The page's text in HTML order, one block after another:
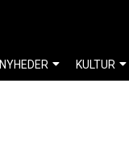
NYHEDER KULTUR